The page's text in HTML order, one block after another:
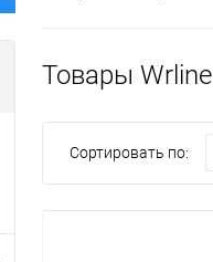
Товары Wrline
Сортировать по: